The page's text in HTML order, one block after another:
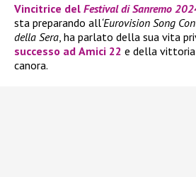
Vincitrice del Festival di Sanremo
sta preparando all‘Eurovision Song
della Sera , ha parlato della sua vita
successo ad Amici 22 e della vittoria
canora.